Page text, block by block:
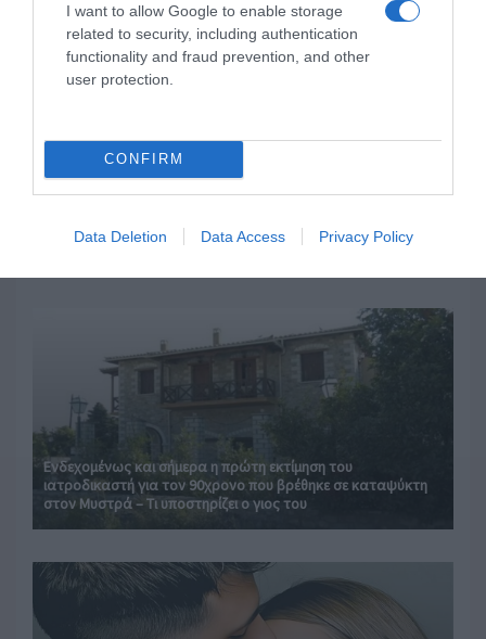
I want to allow Google to enable storage
related to security, including authentication
functionality and fraud prevention, and other
user protection.
CONFIRM
Data Deletion Data Access Privacy Policy
RECENT POSTS
πυρετό στη Λέσβο – «Η αντιμετώπισή του απαιτεί
συνεργασία και επιστήμη»
Ενδεχομένως και σήμερα η πρώτη εκτίμηση του
ιατροδικαστή για τον 90χρονο που βρέθηκε σε καταψύκτη
στον Μυστρά – Τι υποστηρίζει ο γιος του